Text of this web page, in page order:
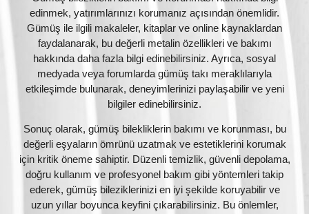
edinmek, yatırımlarınızı korumanız açısından önemlidir.
Gümüş ile ilgili makaleler, kitaplar ve online kaynaklardan
faydalanarak, bu değerli metalin özellikleri ve bakımı
hakkında daha fazla bilgi edinebilirsiniz. Ayrıca, sosyal
medyada veya forumlarda gümüş takı meraklılarıyla
etkileşimde bulunarak, deneyimlerinizi paylaşabilir ve yeni
bilgiler edinebilirsiniz.
Sonuç olarak, gümüş bilekliklerin bakımı ve korunması, bu
değerli eşyaların ömrünü uzatmak ve estetiklerini korumak
için kritik öneme sahiptir. Düzenli temizlik, güvenli depolama,
doğru kullanım ve profesyonel bakım gibi yöntemleri takip
ederek, gümüş bileziklerinizi en iyi şekilde koruyabilir ve
uzun yıllar boyunca keyfini çıkarabilirsiniz. Bu önlemler,